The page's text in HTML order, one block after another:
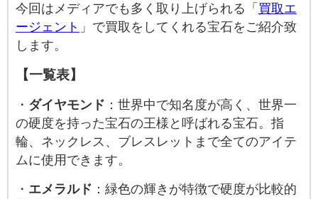
今回はメディアでも多く取り上げられる「 買取エ
ージェント 」で買取をしてくれる宝石をご紹介致
します。
【一覧表】
・ ダイヤモンド ：世界中で知名度が高く、世界一
の硬度を持った宝石の王様と呼ばれる宝石。指
輪、ネックレス、ブレスレットまで全てのアイテ
ムに使用できます。
・ エメラルド ：緑色の輝きが特徴で硬度が比較的